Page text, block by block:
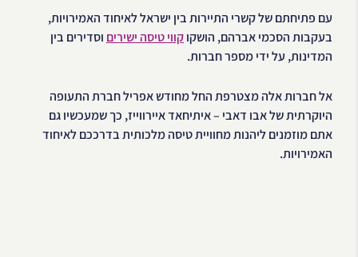
עם פתיחתם של קשרי התיירות בין ישראל לאיחוד האמירויות,
בעקבות הסכמי אברהם, הושקוקווי טיסה ישירים וסדירים בין
המדינות, על ידי מספר חברות.
אל חברות אלה מצטרפת החל מחודש אפריל חברת התעופה
היוקרתית של אבו דאבי – איתיחאד איירווייז, כך שמעכשיו גם
אתם מוזמנים ליהנות מחוויית טיסה מלכותית בדרככם לאיחוד
האמירויות.